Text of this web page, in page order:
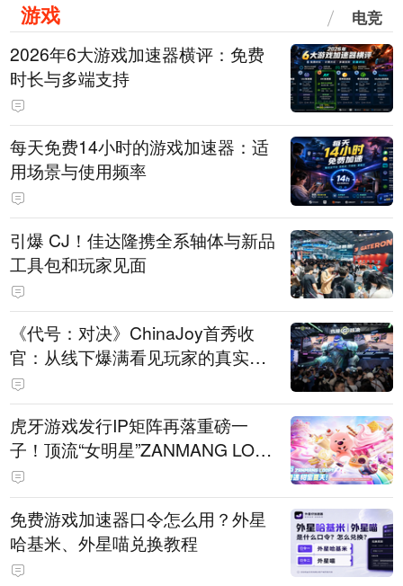
游戏 电竞
2026年6大游戏加速器横评：免费
时长与多端支持
每天免费14小时的游戏加速器：适
用场景与使用频率
引爆 CJ！佳达隆携全系轴体与新品
工具包和玩家见面
《代号：对决》ChinaJoy首秀收
官：从线下爆满看见玩家的真实期
待
虎牙游戏发行IP矩阵再落重磅一
子！顶流“女明星”ZANMANG LOO
PY 正版3D消除手游《消消奇遇》
惊喜曝光
免费游戏加速器口令怎么用？外星
哈基米、外星喵兑换教程